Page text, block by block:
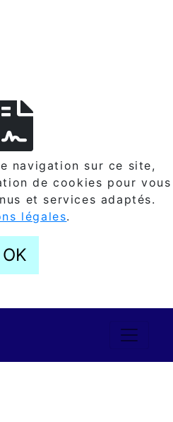
navigation sur ce site,
de cookies pour vous
et services adaptés.
légales.
OK